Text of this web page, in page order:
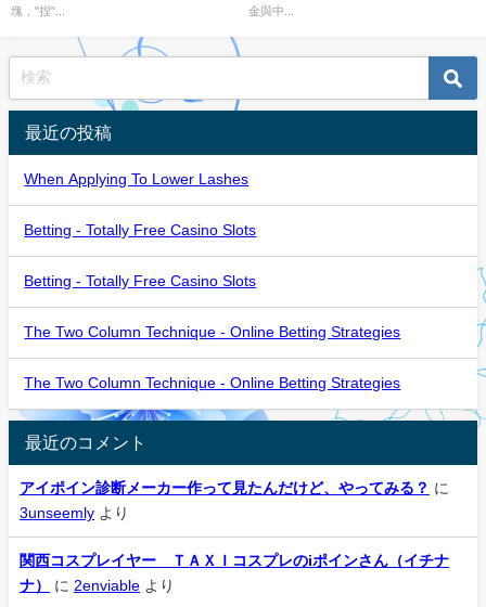
塊，"捏"...
金與中...
最近の投稿
When Applying To Lower Lashes
Betting - Totally Free Casino Slots
Betting - Totally Free Casino Slots
The Two Column Technique - Online Betting Strategies
The Two Column Technique - Online Betting Strategies
最近のコメント
アイポイン診断メーカー作って見たんだけど、やってみる？ に
3unseemly より
関西コスプレイヤー ＴＡＸＩコスプレのiポインさん（イチナ
ナ）
に 2enviable より